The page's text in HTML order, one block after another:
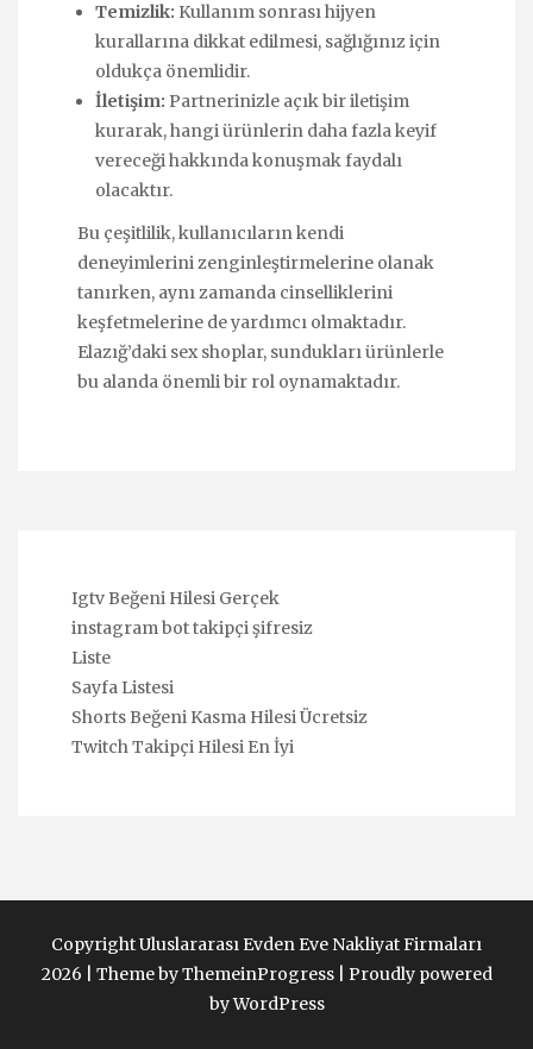
Temizlik: Kullanım sonrası hijyen
kurallarına dikkat edilmesi, sağlığınız için
oldukça önemlidir.
İletişim: Partnerinizle açık bir iletişim
kurarak, hangi ürünlerin daha fazla keyif
vereceği hakkında konuşmak faydalı
olacaktır.
Bu çeşitlilik, kullanıcıların kendi
deneyimlerini zenginleştirmelerine olanak
tanırken, aynı zamanda cinselliklerini
keşfetmelerine de yardımcı olmaktadır.
Elazığ’daki sex shoplar, sundukları ürünlerle
bu alanda önemli bir rol oynamaktadır.
Igtv Beğeni Hilesi Gerçek
instagram bot takipçi şifresiz
Liste
Sayfa Listesi
Shorts Beğeni Kasma Hilesi Ücretsiz
Twitch Takipçi Hilesi En İyi
Copyright Uluslararası Evden Eve Nakliyat Firmaları
2026 | Theme by ThemeinProgress| Proudly powered
by WordPress